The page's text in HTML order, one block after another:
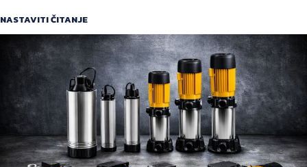
NASTAVITI ČITANJE